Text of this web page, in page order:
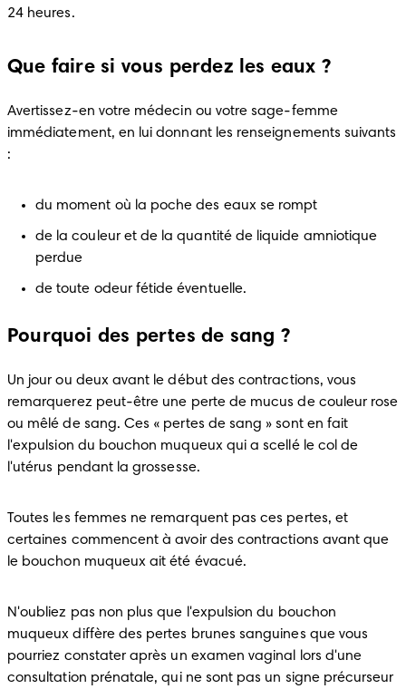
24 heures.
Que faire si vous perdez les eaux ?
Avertissez-en votre médecin ou votre sage-femme
immédiatement, en lui donnant les renseignements suivants
:
du moment où la poche des eaux se rompt
de la couleur et de la quantité de liquide amniotique
perdue
de toute odeur fétide éventuelle.
Pourquoi des pertes de sang ?
Un jour ou deux avant le début des contractions, vous
remarquerez peut-être une perte de mucus de couleur rose
ou mêlé de sang. Ces « pertes de sang » sont en fait
l'expulsion du bouchon muqueux qui a scellé le col de
l'utérus pendant la grossesse.
Toutes les femmes ne remarquent pas ces pertes, et
certaines commencent à avoir des contractions avant que
le bouchon muqueux ait été évacué.
N'oubliez pas non plus que l'expulsion du bouchon
muqueux diffère des pertes brunes sanguines que vous
pourriez constater après un examen vaginal lors d'une
consultation prénatale, qui ne sont pas un signe précurseur